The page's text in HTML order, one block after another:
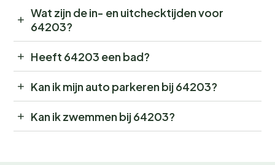
Wat zijn de in- en uitchecktijden voor
64203?
Heeft 64203 een bad?
Kan ik mijn auto parkeren bij 64203?
Kan ik zwemmen bij 64203?